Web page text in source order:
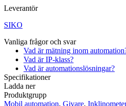
Leverantör
SIKO
Vanliga frågor och svar
Vad är mätning inom
Vad är IP-klass?
Vad är automationslösningar?
Specifikationer
Ladda ner
Produktgrupp
Mobil automation, Givare,